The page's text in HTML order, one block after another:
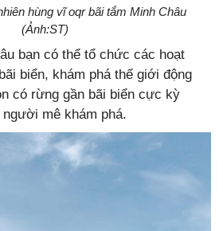
hùng vĩ oqr bãi tắm Minh Châu
(Ảnh:ST)
bạn có thể tổ chức các hoạt
biển, khám phá thế giới động
có rừng gần bãi biển cực kỳ
mê khám phá.